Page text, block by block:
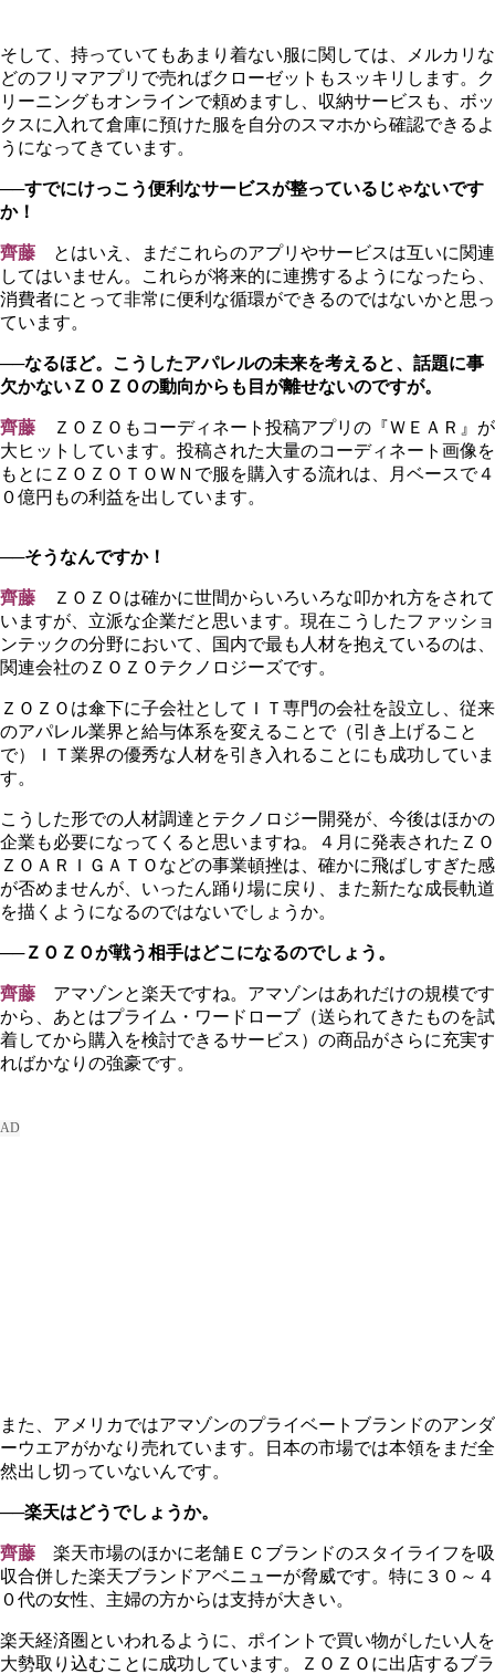
そして、持っていてもあまり着ない服に関しては、メルカリな
どのフリマアプリで売ればクローゼットもスッキリします。ク
リーニングもオンラインで頼めますし、収納サービスも、ボッ
クスに入れて倉庫に預けた服を自分のスマホから確認できるよ
うになってきています。
──すでにけっこう便利なサービスが整っているじゃないです
か！
齊藤 とはいえ、まだこれらのアプリやサービスは互いに関連
してはいません。これらが将来的に連携するようになったら、
消費者にとって非常に便利な循環ができるのではないかと思っ
ています。
──なるほど。こうしたアパレルの未来を考えると、話題に事
欠かないＺＯＺＯの動向からも目が離せないのですが。
齊藤 ＺＯＺＯもコーディネート投稿アプリの『ＷＥＡＲ』が
大ヒットしています。投稿された大量のコーディネート画像を
もとにＺＯＺＯＴＯＷＮで服を購入する流れは、月ベースで４
０億円もの利益を出しています。
──そうなんですか！
齊藤 ＺＯＺＯは確かに世間からいろいろな叩かれ方をされて
いますが、立派な企業だと思います。現在こうしたファッショ
ンテックの分野において、国内で最も人材を抱えているのは、
関連会社のＺＯＺＯテクノロジーズです。
ＺＯＺＯは傘下に子会社としてＩＴ専門の会社を設立し、従来
のアパレル業界と給与体系を変えることで（引き上げること
で）ＩＴ業界の優秀な人材を引き入れることにも成功していま
す。
こうした形での人材調達とテクノロジー開発が、今後はほかの
企業も必要になってくると思いますね。４月に発表されたＺＯ
ＺＯＡＲＩＧＡＴＯなどの事業頓挫は、確かに飛ばしすぎた感
が否めませんが、いったん踊り場に戻り、また新たな成長軌道
を描くようになるのではないでしょうか。
──ＺＯＺＯが戦う相手はどこになるのでしょう。
齊藤 アマゾンと楽天ですね。アマゾンはあれだけの規模です
から、あとはプライム・ワードローブ（送られてきたものを試
着してから購入を検討できるサービス）の商品がさらに充実す
ればかなりの強豪です。
また、アメリカではアマゾンのプライベートブランドのアンダ
ーウエアがかなり売れています。日本の市場では本領をまだ全
然出し切っていないんです。
──楽天はどうでしょうか。
齊藤 楽天市場のほかに老舗ＥＣブランドのスタイライフを吸
収合併した楽天ブランドアベニューが脅威です。特に３０～４
０代の女性、主婦の方からは支持が大きい。
楽天経済圏といわれるように、ポイントで買い物がしたい人を
大勢取り込むことに成功しています。ＺＯＺＯに出店するブラ